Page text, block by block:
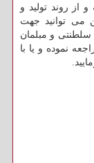
از روند تولید و
می توانید جهت
و مبلمان
نموده و یا با